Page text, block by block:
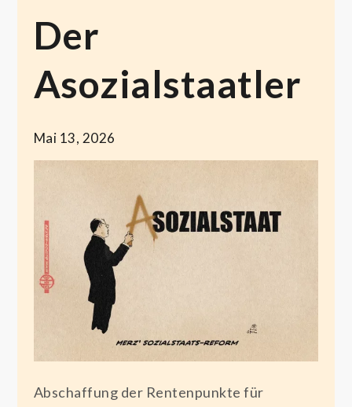
Der
Asozialstaatler
Mai 13, 2026
Abschaffung der Rentenpunkte für